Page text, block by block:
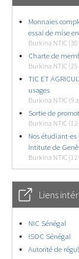
Monnaies
essai de mise
Burkina NTIC
Charte de
Burkina NTIC (25
TIC ET
usages
Burkina NTIC (9
Sortie de
Burkina NTIC (12
Nos étudiant-
Intitute de
Burkina NTIC (12
Liens
NIC Sénégal
ISOC Sénégal
Autorité de